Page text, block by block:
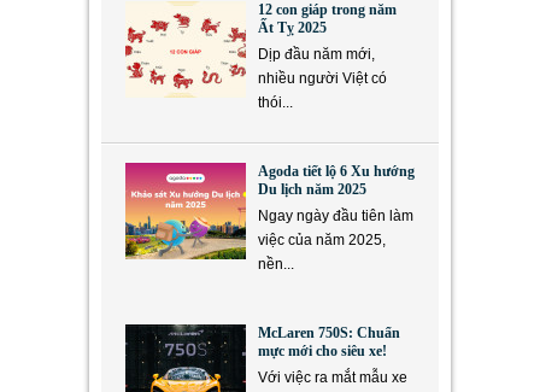
12 con giáp trong năm
Ất Tỵ 2025
Dịp đầu năm mới,
nhiều người Việt có
thói...
Agoda tiết lộ 6 Xu hướng
Du lịch năm 2025
Ngay ngày đầu tiên làm
việc của năm 2025,
nền...
McLaren 750S: Chuẩn
mực mới cho siêu xe!
Với việc ra mắt mẫu xe